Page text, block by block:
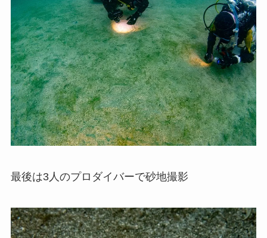
最後は3人のプロダイバーで砂地撮影